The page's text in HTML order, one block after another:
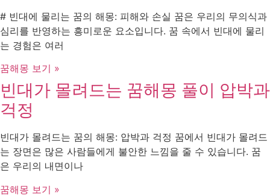
# 빈대에 물리는 꿈의 해몽: 피해와 손실 꿈은 우리의 무의식과
심리를 반영하는 흥미로운 요소입니다. 꿈 속에서 빈대에 물리
는 경험은 여러
꿈해몽 보기 »
빈대가 몰려드는 꿈해몽 풀이 압박과
걱정
빈대가 몰려드는 꿈의 해몽: 압박과 걱정 꿈에서 빈대가 몰려드
는 장면은 많은 사람들에게 불안한 느낌을 줄 수 있습니다. 꿈
은 우리의 내면이나
꿈해몽 보기 »